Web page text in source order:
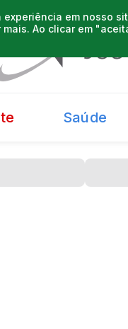
em nosso
mais. Ao clicar em
Saúde